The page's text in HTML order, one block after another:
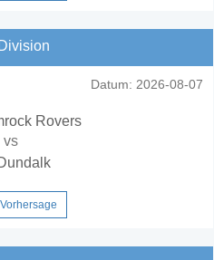
Datum: 2026-08-07
Rovers
vs